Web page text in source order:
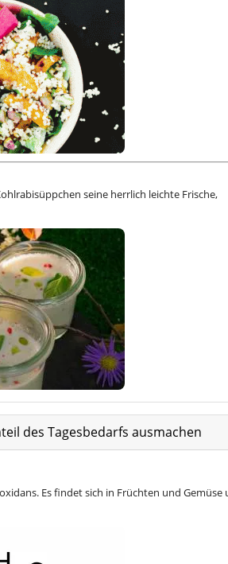
seine herrlich leichte Frische,
des Tagesbedarfs ausmachen
Es findet sich in Früchten und Gemüse